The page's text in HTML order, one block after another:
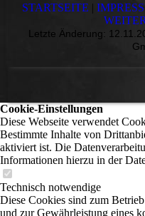
STARTSEITE |
Letzte Änderung:
Cookie-Einstellungen
Diese Webseite verwendet
Bestimmte Inhalte von
aktiviert ist. Die
Informationen hierzu in der
Technisch notwendige
Diese Cookies sind zum
und zur Gewährleistung eines